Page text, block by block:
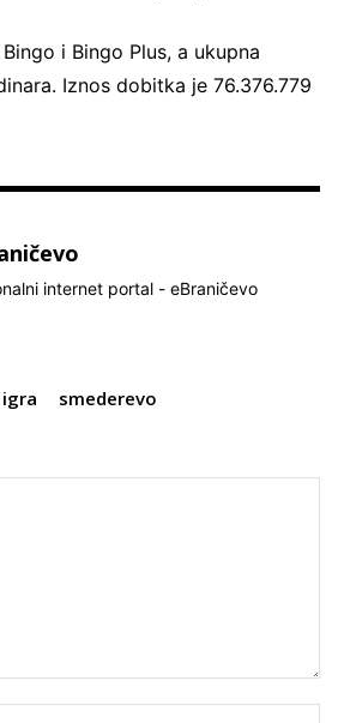
i Bingo Plus, a ukupna
Iznos dobitka je 76.376.779
internet portal - eBraničevo
igra smederevo